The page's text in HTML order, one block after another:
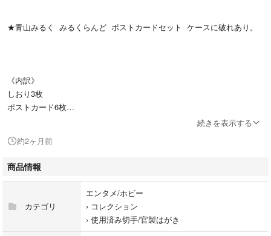
★青山みるく みるくらんど ポストカードセット ケースに破れあり。
《内訳》
しおり3枚
ポストカード6枚
★高徳瑞女 ポストカード 1枚（裏面ヤケが酷いです）
されていて、雰囲気があります。
イラストはどれもとても可愛らしく、芸術品として価値の高いものとなっ
続きを表示する
約2ヶ月前
商品情報
カテゴリ
エンタメ/ホビー
› コレクション
› 使用済み切手/官製はがき